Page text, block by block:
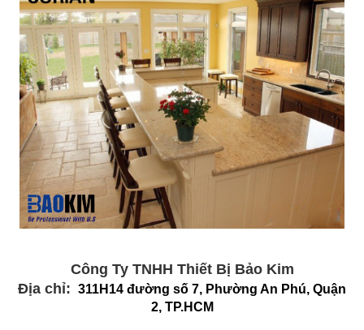
Công Ty TNHH Thiết Bị Bảo Kim
Địa chỉ: 311H14 đường số 7, Phường An Phú, Quận
2, TP.HCM